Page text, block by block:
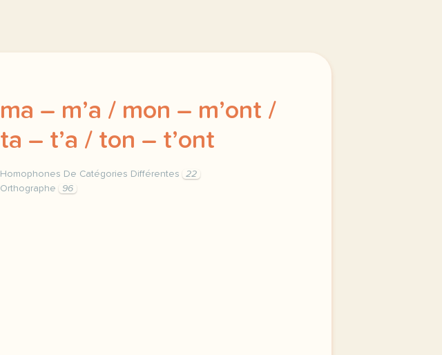
ma – m’a / mon – m’ont /
ta – t’a / ton – t’ont
Homophones De Catégories Différentes
22
Orthographe
96